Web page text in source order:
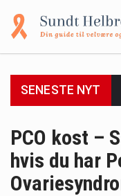
SENESTE NYT
PCO kost –
hvis du har